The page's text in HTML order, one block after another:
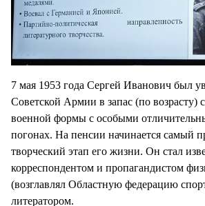
7 мая 1953 года Сергей Иванович был
Советской Армии в запас (по возрасту)
военной формы с особыми
погонах. На пенсии начинается самый
творческий этап его жизни. Он стал
корреспондентом и пропагандистом
(возглавлял Областную федерацию
литератором.